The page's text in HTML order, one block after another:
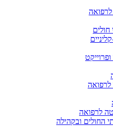
לרפואה
החולים ובקהילה